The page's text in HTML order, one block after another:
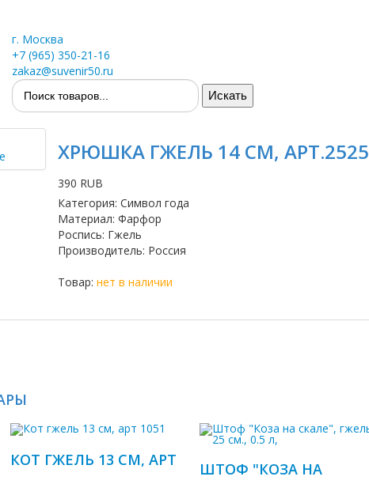
г. Москва
+7 (965) 350-21-16
zakaz@suvenir50.ru
ХРЮШКА ГЖЕЛЬ 14 СМ, АРТ.2525
390 RUB
Категория: Символ года
Материал: Фарфор
Роспись: Гжель
Производитель: Россия
Товар: нет в наличии
КОТ ГЖЕЛЬ 13 СМ, АРТ
ШТОФ "КОЗА НА